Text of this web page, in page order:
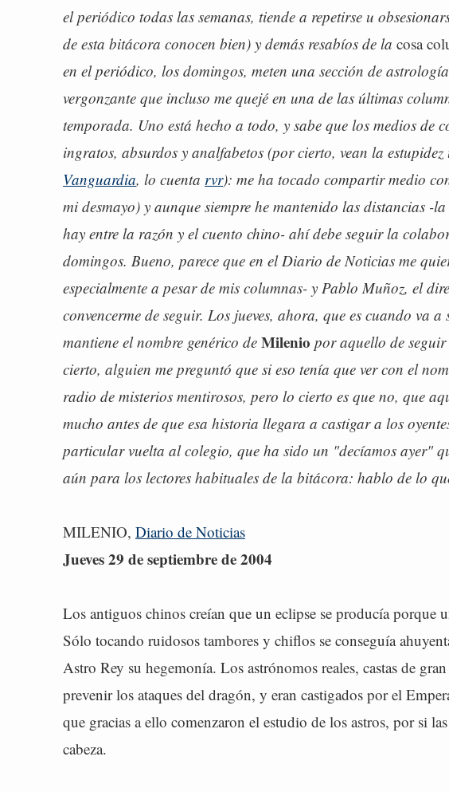
el periódico todas las semanas, tiende a repetirse u
de esta bitácora conocen bien) y demás resabíos de la cosa
en el periódico, los domingos, meten una sección de
vergonzante que incluso me quejé en una de las últimas
temporada. Uno está hecho a todo, y sabe que los medios de
ingratos, absurdos y analfabetos (por cierto, vean la estupidez
Vanguardia, lo cuenta rvr): me ha tocado compartir medio
mi desmayo) y aunque siempre he mantenido las distancias -
hay entre la razón y el cuento chino- ahí debe seguir la
domingos. Bueno, parece que en el Diario de Noticias me
especialmente a pesar de mis columnas- y Pablo Muñoz, el
convencerme de seguir. Los jueves, ahora, que es cuando va
mantiene el nombre genérico de Milenio por aquello de
cierto, alguien me preguntó que si eso tenía que ver con el
radio de misterios mentirosos, pero lo cierto es que no, que
mucho antes de que esa historia llegara a castigar a los
particular vuelta al colegio, que ha sido un "decíamos ayer"
aún para los lectores habituales de la bitácora: hablo de lo
MILENIO, Diario de Noticias
Jueves 29 de septiembre de 2004
Los antiguos chinos creían que un eclipse se producía porque
Sólo tocando ruidosos tambores y chiflos se conseguía
Astro Rey su hegemonía. Los astrónomos reales, castas de
prevenir los ataques del dragón, y eran castigados por el
que gracias a ello comenzaron el estudio de los astros, por si
cabeza.